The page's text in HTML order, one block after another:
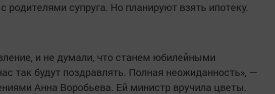
родителями супруга. Но планируют взять ипотеку.
и не думали, что станем юбилейными
так будут поздравлять. Полная неожиданность», —
Анна Воробьева. Ей министр вручила цветы.